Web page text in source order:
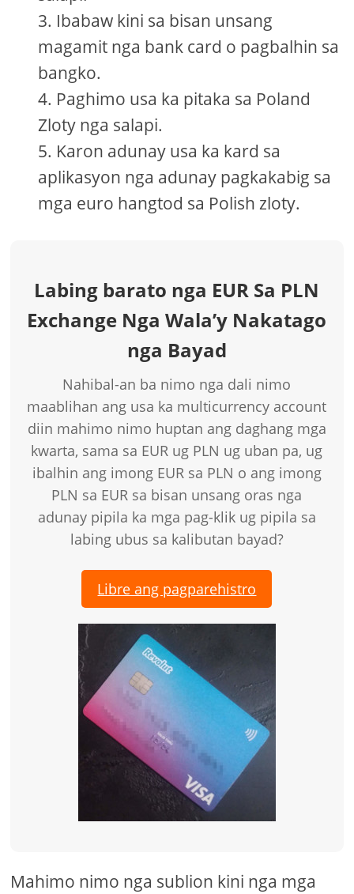
Ibabaw kini sa bisan unsang
magamit nga bank card o pagbalhin sa
bangko.
Paghimo usa ka pitaka sa Poland
Zloty nga salapi.
Karon adunay usa ka kard sa
aplikasyon nga adunay pagkakabig sa
mga euro hangtod sa Polish zloty.
Labing barato nga EUR Sa PLN
Exchange Nga Wala’y Nakatago
nga Bayad
Nahibal-an ba nimo nga dali nimo
maablihan ang usa ka multicurrency account
diin mahimo nimo huptan ang daghang mga
kwarta, sama sa EUR ug PLN ug uban pa, ug
ibalhin ang imong EUR sa PLN o ang imong
PLN sa EUR sa bisan unsang oras nga
adunay pipila ka mga pag-klik ug pipila sa
labing ubus sa kalibutan bayad?
Libre ang pagparehistro
Mahimo nimo nga sublion kini nga mga